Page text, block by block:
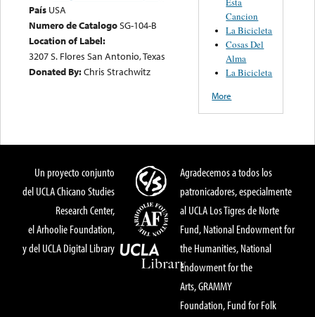
País USA
Numero de CatalogoSG-104-B
Location of Label:
3207 S. Flores San Antonio, Texas
Donated By:Chris Strachwitz
Cancion
La Bicicleta
Cosas Del
Alma
La Bicicleta
More
Un proyecto conjunto
del UCLA Chicano Studies
Research Center,
el Arhoolie Foundation,
y del UCLA Digital Library
Agradecemos a todos los
patronicadores, especialmente
al UCLA Los Tigres de Norte
Fund, National Endowment for
the Humanities, National
Endowment for the
Arts, GRAMMY
Foundation, Fund for Folk